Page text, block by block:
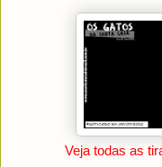
Veja todas as